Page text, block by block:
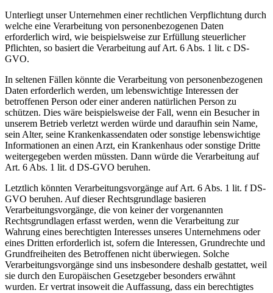
Unterliegt unser Unternehmen einer rechtlichen Verpflichtung durch
welche eine Verarbeitung von personenbezogenen Daten
erforderlich wird, wie beispielsweise zur Erfüllung steuerlicher
Pflichten, so basiert die Verarbeitung auf Art. 6 Abs. 1 lit. c DS-
GVO.
In seltenen Fällen könnte die Verarbeitung von personenbezogenen
Daten erforderlich werden, um lebenswichtige Interessen der
betroffenen Person oder einer anderen natürlichen Person zu
schützen. Dies wäre beispielsweise der Fall, wenn ein Besucher in
unserem Betrieb verletzt werden würde und daraufhin sein Name,
sein Alter, seine Krankenkassendaten oder sonstige lebenswichtige
Informationen an einen Arzt, ein Krankenhaus oder sonstige Dritte
weitergegeben werden müssten. Dann würde die Verarbeitung auf
Art. 6 Abs. 1 lit. d DS-GVO beruhen.
Letztlich könnten Verarbeitungsvorgänge auf Art. 6 Abs. 1 lit. f DS-
GVO beruhen. Auf dieser Rechtsgrundlage basieren
Verarbeitungsvorgänge, die von keiner der vorgenannten
Rechtsgrundlagen erfasst werden, wenn die Verarbeitung zur
Wahrung eines berechtigten Interesses unseres Unternehmens oder
eines Dritten erforderlich ist, sofern die Interessen, Grundrechte und
Grundfreiheiten des Betroffenen nicht überwiegen. Solche
Verarbeitungsvorgänge sind uns insbesondere deshalb gestattet, weil
sie durch den Europäischen Gesetzgeber besonders erwähnt
wurden. Er vertrat insoweit die Auffassung, dass ein berechtigtes